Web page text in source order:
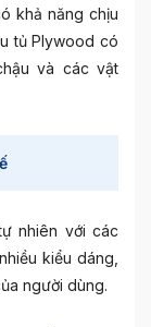
khả năng chịu
tủ Plywood có
và các vật
nhiên với các
kiểu dáng,
người dùng.